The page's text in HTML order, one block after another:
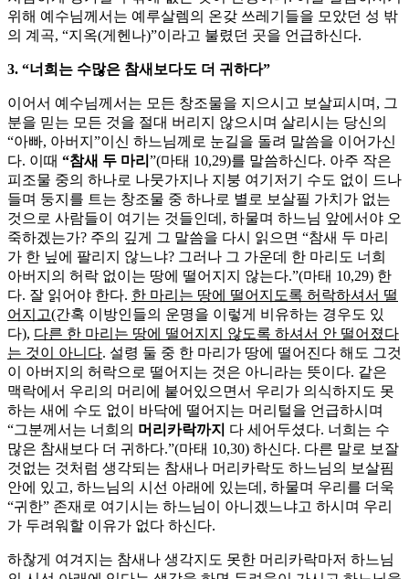
위해 예수님께서는 예루살렘의 온갖 쓰레기들을 모았던 성 밖
의 계곡, “지옥(게헨나)”이라고 불렸던 곳을 언급하신다.
3. “너희는 수많은 참새보다도 더 귀하다”
이어서 예수님께서는 모든 창조물을 지으시고 보살피시며, 그
분을 믿는 모든 것을 절대 버리지 않으시며 살리시는 당신의
“아빠, 아버지”이신 하느님께로 눈길을 돌려 말씀을 이어가신
다. 이때 “참새 두 마리 ”(마태 10,29)를 말씀하신다. 아주 작은
피조물 중의 하나로 나뭇가지나 지붕 여기저기 수도 없이 드나
들며 둥지를 트는 창조물 중 하나로 별로 보살필 가치가 없는
것으로 사람들이 여기는 것들인데, 하물며 하느님 앞에서야 오
죽하겠는가? 주의 깊게 그 말씀을 다시 읽으면 “참새 두 마리
가 한 닢에 팔리지 않느냐? 그러나 그 가운데 한 마리도 너희
아버지의 허락 없이는 땅에 떨어지지 않는다.”(마태 10,29) 한
다. 잘 읽어야 한다. 한 마리는 땅에 떨어지도록 허락하셔서 떨
어지고(간혹 이방인들의 운명을 이렇게 비유하는 경우도 있
다), 다른 한 마리는 땅에 떨어지지 않도록 하셔서 안 떨어졌다
는 것이 아니다. 설령 둘 중 한 마리가 땅에 떨어진다 해도 그것
이 아버지의 허락으로 떨어지는 것은 아니라는 뜻이다. 같은
맥락에서 우리의 머리에 붙어있으면서 우리가 의식하지도 못
하는 새에 수도 없이 바닥에 떨어지는 머리털을 언급하시며
“그분께서는 너희의 머리카락까지 다 세어두셨다. 너희는 수
많은 참새보다 더 귀하다.”(마태 10,30) 하신다. 다른 말로 보잘
것없는 것처럼 생각되는 참새나 머리카락도 하느님의 보살핌
안에 있고, 하느님의 시선 아래에 있는데, 하물며 우리를 더욱
“귀한” 존재로 여기시는 하느님이 아니겠느냐고 하시며 우리
가 두려워할 이유가 없다 하신다.
하찮게 여겨지는 참새나 생각지도 못한 머리카락마저 하느님